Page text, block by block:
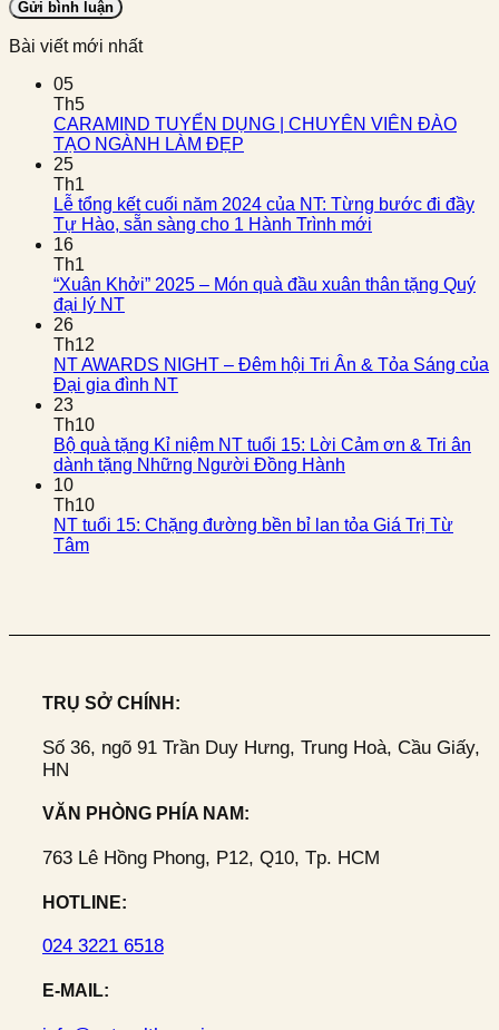
Bài viết mới nhất
05
Th5
CARAMIND TUYỂN DỤNG | CHUYÊN VIÊN ĐÀO
TẠO NGÀNH LÀM ĐẸP
25
Th1
Lễ tổng kết cuối năm 2024 của NT: Từng bước đi đầy
Tự Hào, sẵn sàng cho 1 Hành Trình mới
16
Th1
“Xuân Khởi” 2025 – Món quà đầu xuân thân tặng Quý
đại lý NT
26
Th12
NT AWARDS NIGHT – Đêm hội Tri Ân & Tỏa Sáng của
Đại gia đình NT
23
Th10
Bộ quà tặng Kỉ niệm NT tuổi 15: Lời Cảm ơn & Tri ân
dành tặng Những Người Đồng Hành
10
Th10
NT tuổi 15: Chặng đường bền bỉ lan tỏa Giá Trị Từ
Tâm
TRỤ SỞ CHÍNH:
Số 36, ngõ 91 Trần Duy Hưng, Trung Hoà, Cầu Giấy,
HN
VĂN PHÒNG PHÍA NAM:
763 Lê Hồng Phong, P12, Q10, Tp. HCM
HOTLINE:
024 3221 6518
E-MAIL: